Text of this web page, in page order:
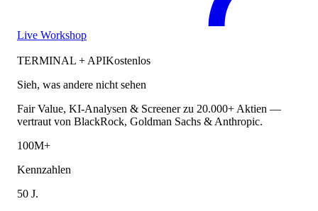
Live Workshop
TERMINAL + APIKostenlos
Sieh, was andere nicht sehen
Fair Value, KI-Analysen & Screener zu 20.000+ Aktien —
vertraut von BlackRock, Goldman Sachs & Anthropic.
100M+
Kennzahlen
50 J.